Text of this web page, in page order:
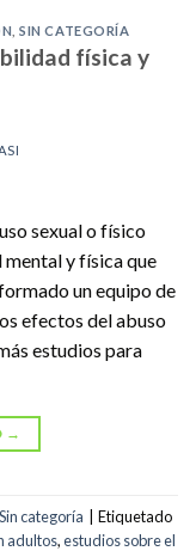
,SIN CATEGORÍA
física y
sexual o físico
mental y física que
un equipo de
efectos del abuso
estudios para
→
Sin categoría
Etiquetado
adultos,estudios sobre el